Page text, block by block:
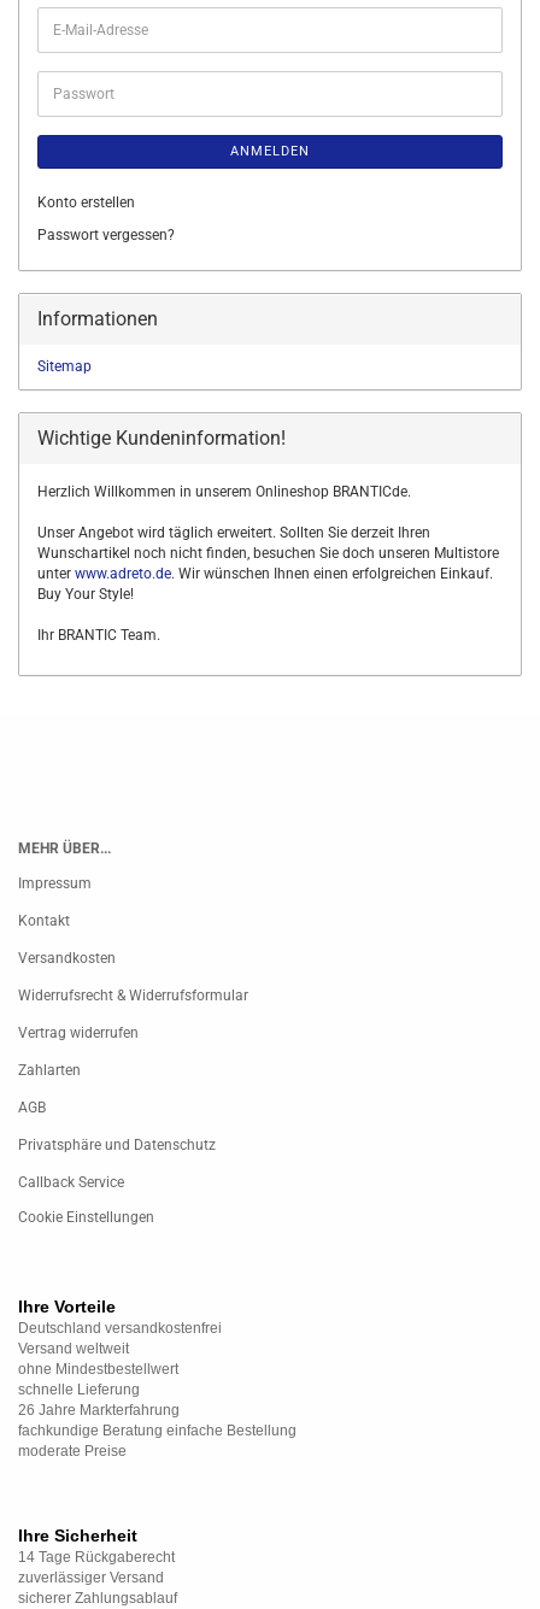
E-
Mail-
Adresse
Passwort
ANMELDEN
Konto erstellen
Passwort vergessen?
Informationen
Sitemap
Wichtige Kundeninformation!
Herzlich Willkommen in unserem Onlineshop BRANTICde.
Unser Angebot wird täglich erweitert. Sollten Sie derzeit Ihren
Wunschartikel noch nicht finden, besuchen Sie doch unseren Multistore
unter www.adreto.de. Wir wünschen Ihnen einen erfolgreichen Einkauf.
Buy Your Style!
Ihr BRANTIC Team.
MEHR ÜBER...
Impressum
Kontakt
Versandkosten
Widerrufsrecht & Widerrufsformular
Vertrag widerrufen
Zahlarten
AGB
Privatsphäre und Datenschutz
Callback Service
Cookie Einstellungen
Ihre Vorteile
Deutschland versandkostenfrei
Versand weltweit
ohne Mindestbestellwert
schnelle Lieferung
26 Jahre Markterfahrung
fachkundige Beratung einfache Bestellung
moderate Preise
Ihre Sicherheit
14 Tage Rückgaberecht
zuverlässiger Versand
sicherer Zahlungsablauf